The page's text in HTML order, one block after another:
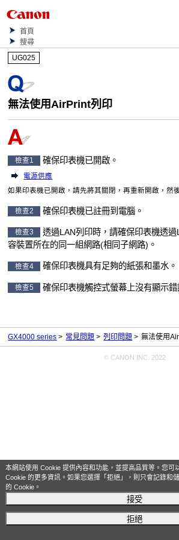
本網站使用 Cookie 提供內容和功能，並提高品質等。您可
Cookie 的更多資訊。如果您選擇「拒絕」，則只會記錄和
的 Cookie。
接受
拒絕
首頁
搜尋
UG025
無法使用AirPrint列印
檢查1 確保印表機已開啟。
電源供應
如果印表機已開啟，請先將其關閉，再重新開啟，然
檢查2 確保印表機已註冊到電腦。
檢查3 透過LAN列印時，請確保印表機透過
容裝置所在的同一組網路(相同子網路)。
檢查4 確保印表機具有足夠的紙張和墨水。
檢查5 確保印表機觸控式螢幕 上沒有顯示
GX4000 series 常見問題 列印問題 無法使用
© CANON INC. 2022